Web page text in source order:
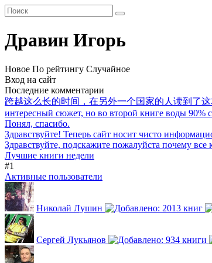
Дравин Игорь
Новое По рейтингу Случайное
Вход на сайт
Последние комментарии
跨越这么长的时间，在另外一个国家的人读到了
интересный сюжет, но во второй книге воды 90%
Понял, спасибо.
Здравствуйте! Теперь сайт носит чисто
Здравствуйте, подскажите пожалуйста почему все
Лучшие книги недели
#1
Активные пользователи
Николай Лушин
Сергей Лукьянов